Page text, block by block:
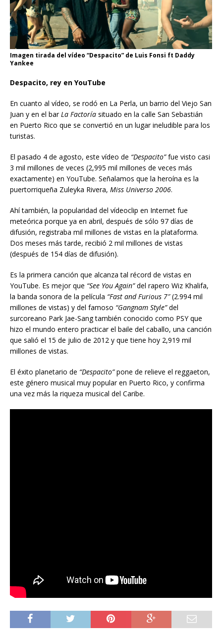
Imagen tirada del vídeo “Despacito” de Luis Fonsi ft Daddy
Yankee
Despacito, rey en YouTube
En cuanto al vídeo, se rodó en La Perla, un barrio del Viejo San
Juan y en el barLa Factoría situado en la calle San Sebastián
en Puerto Rico que se convertió en un lugar ineludible para los
turistas.
El pasado 4 de agosto, este vídeo de “Despacito”fue visto casi
3 mil millones de veces (2,995 mil millones de veces más
exactamente) en YouTube. Señalamos que la heroína es la
puertorriqueña Zuleyka Rivera, Miss Universo 2006.
Ahí también, la popularidad del vídeoclip en Internet fue
meteórica porque ya en abril, después de sólo 97 días de
difusión, registraba mil millones de vistas en la plataforma.
Dos meses más tarde, recibió 2 mil millones de vistas
(después de 154 días de difusión).
Es la primera canción que alcanza tal récord de vistas en
YouTube. Es mejor que “See You Again”del rapero Wiz Khalifa,
la banda sonora de la película “Fast and Furious 7″(2.994 mil
millones de vistas) y del famoso “Gangnam Style”del
surcoreano Park Jae-Sang también conocido como PSY que
hizo el mundo entero practicar el baile del caballo, una canción
que salió el 15 de julio de 2012 y que tiene hoy 2,919 mil
millones de vistas.
El éxito planetario de “Despacito”pone de relieve el reggaeton,
este género musical muy popular en Puerto Rico, y confirma
una vez más la riqueza musical del Caribe.